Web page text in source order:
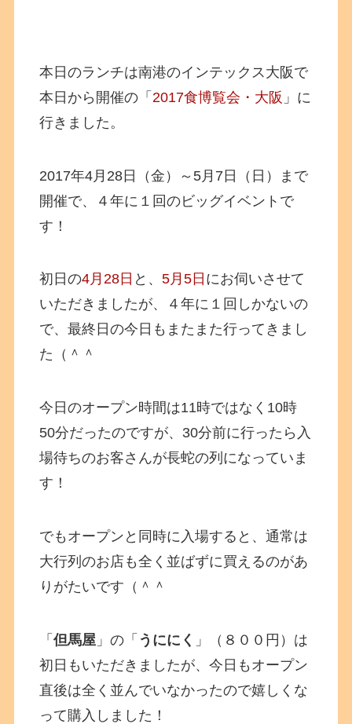
本日のランチは南港のインテックス大阪で
本日から開催の「 2017食博覧会・大阪 」に
行きました。
2017年4月28日（金）～5月7日（日）まで
開催で、４年に１回のビッグイベントで
す！
初日の4月28日 と、5月5日 にお伺いさせて
いただきましたが、４年に１回しかないの
で、最終日の今日もまたまた行ってきまし
た（＾＾
今日のオープン時間は11時ではなく10時
50分だったのですが、30分前に行ったら入
場待ちのお客さんが長蛇の列になっていま
す！
でもオープンと同時に入場すると、通常は
大行列のお店も全く並ばずに買えるのがあ
りがたいです（＾＾
「但馬屋 」の「 うににく 」（８００円）は
初日もいただきましたが、今日もオープン
直後は全く並んでいなかったので嬉しくな
って購入しました！